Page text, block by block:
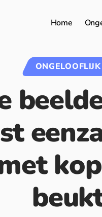
Home
ONGELOOFLIJK